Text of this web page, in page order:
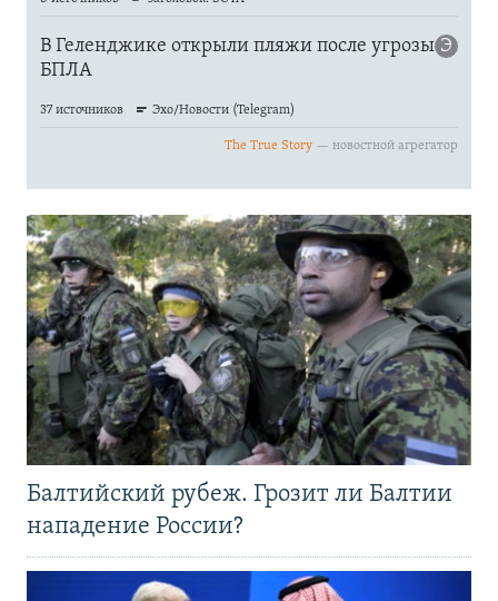
Балтийский рубеж. Грозит ли Балтии
нападение России?